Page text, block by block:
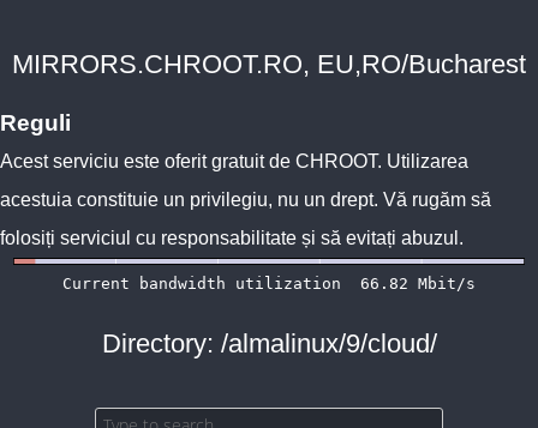
MIRRORS.CHROOT.RO, EU,RO/Bucharest
Reguli
Acest serviciu este oferit gratuit de CHROOT. Utilizarea
acestuia constituie un privilegiu, nu un drept. Vă rugăm să
folosiți serviciul cu responsabilitate și să evitați abuzul.
Directory: /almalinux/9/cloud/